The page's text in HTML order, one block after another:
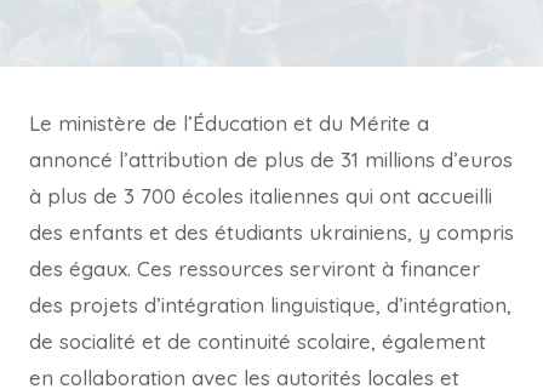
Le ministère de l’Éducation et du Mérite a
annoncé l’attribution de plus de 31 millions d’euros
à plus de 3 700 écoles italiennes qui ont accueilli
des enfants et des étudiants ukrainiens, y compris
des égaux. Ces ressources serviront à financer
des projets d’intégration linguistique, d’intégration,
de socialité et de continuité scolaire, également
en collaboration avec les autorités locales et